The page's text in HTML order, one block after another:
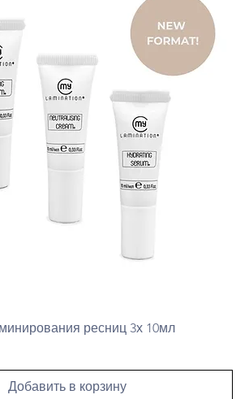
ресниц 3х 10мл
Добавить в корзину